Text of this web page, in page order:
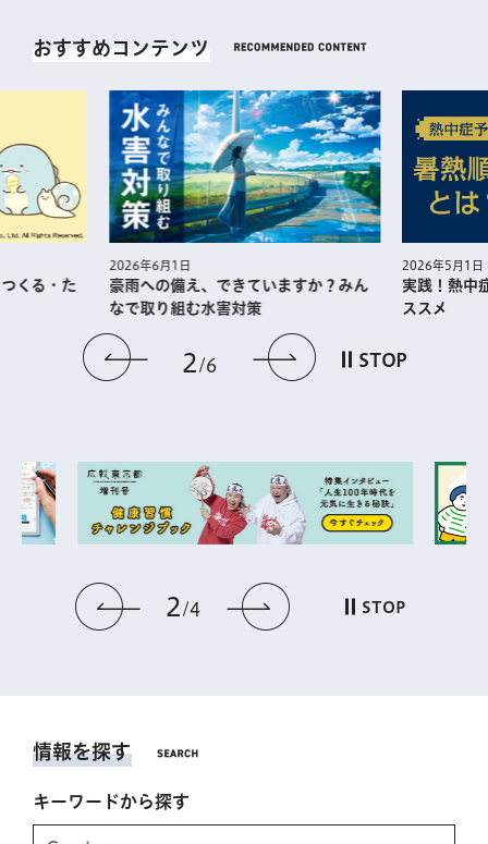
おすすめコンテンツ
前のスライドを表示
2 6 次のスライドを
STOP
くる・た
2026年6月1日
豪雨への備え、できていますか？みん
なで取り組む水害対策
2026年5月1日
実践！熱中
ススメ
前のスライドを表示
2 4 次のスライドを表
STOP
情報を探す
キーワードから探す